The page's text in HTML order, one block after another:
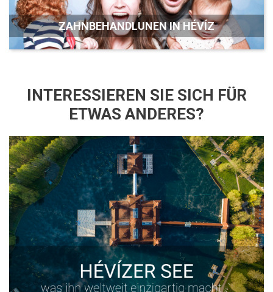
ZAHNBEHANDLUNEN IN HÉVÍZ
INTERESSIEREN SIE SICH FÜR
ETWAS ANDERES?